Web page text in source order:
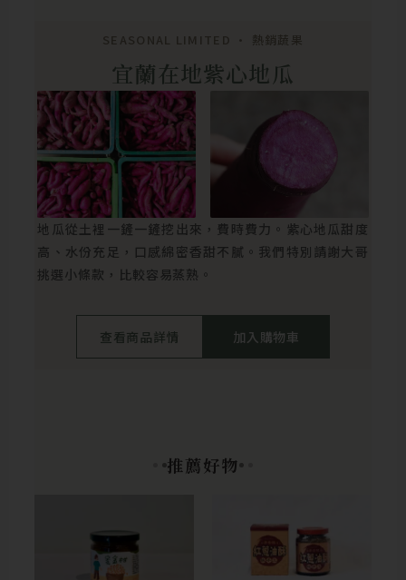
SEASONAL LIMITED • 熱銷蔬果
宜蘭在地紫心地瓜
地瓜從土裡一鏟一鏟挖出來，費時費力。紫心地瓜甜度
高、水份充足，口感綿密香甜不膩。我們特別請謝大哥
挑選小條款，比較容易蒸熟。
查看商品詳情 加入購物車
推薦好物